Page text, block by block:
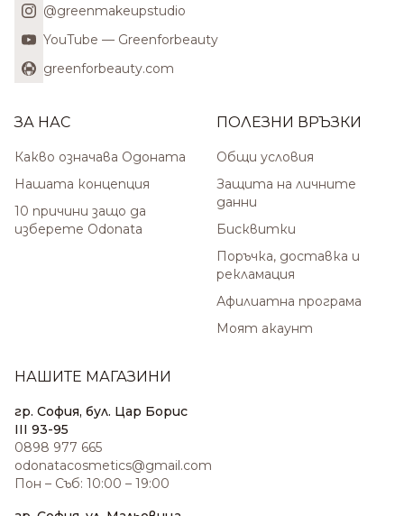
@greenmakeupstudio
YouTube — Greenforbeauty
greenforbeauty.com
ЗА НАС
Какво означава Одоната
Нашата концепция
10 причини защо да
изберете Odonata
ПОЛЕЗНИ ВРЪЗКИ
Общи условия
Защита на личните
данни
Бисквитки
Поръчка, доставка и
рекламация
Афилиатна програма
Моят акаунт
НАШИТЕ МАГАЗИНИ
гр. София, бул. Цар Борис
III 93-95
0898 977 665
odonatacosmetics@gmail.com
Пон – Съб: 10:00 – 19:00